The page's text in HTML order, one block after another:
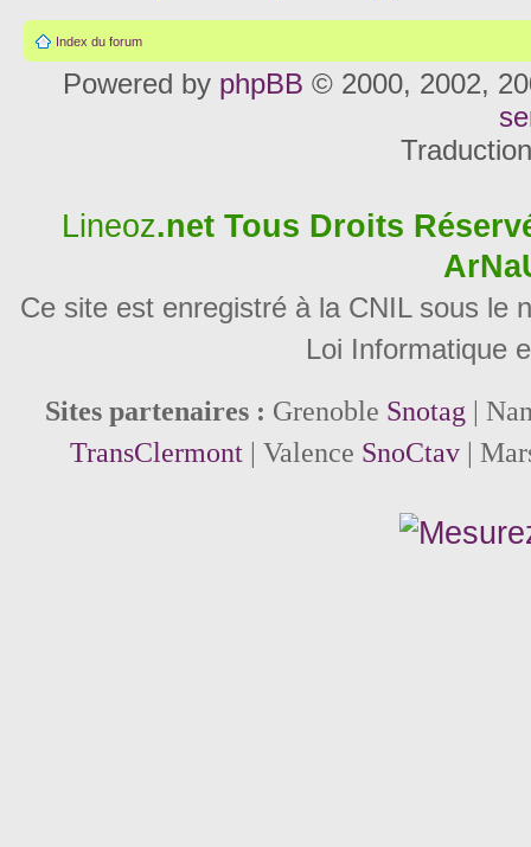
Index du forum
Powered by phpBB © 2000, 2002,
Lineoz.net Tous Droits
Ce site est enregistré à la CNIL sous le
Loi Informatique
Sites partenaires : Grenoble Snotag |
TransClermont| Valence SnoCtav|